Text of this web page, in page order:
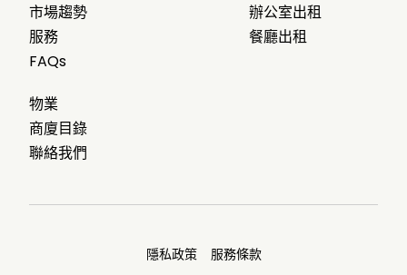
市場趨勢
服務
FAQs
辦公室出租
餐廳出租
物業
商廈目錄
聯絡我們
隱私政策
服務條款